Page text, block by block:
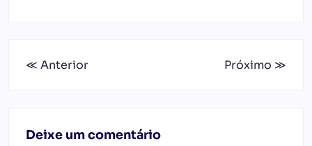
≪ Anterior Próximo ≫
Deixe um comentário